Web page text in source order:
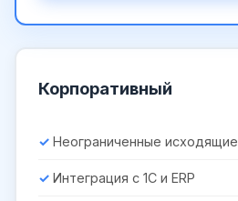
Корпоративный
Неограниченные исходящие
Интеграция с 1С и ERP